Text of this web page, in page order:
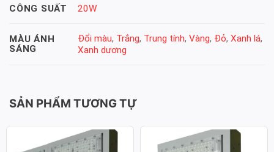
CÔNG SUẤT 20W
MÀU ÁNH
SÁNG
Đổi màu, Trắng, Trung tính, Vàng, Đỏ, Xanh lá,
Xanh dương
SẢN PHẨM TƯƠNG TỰ